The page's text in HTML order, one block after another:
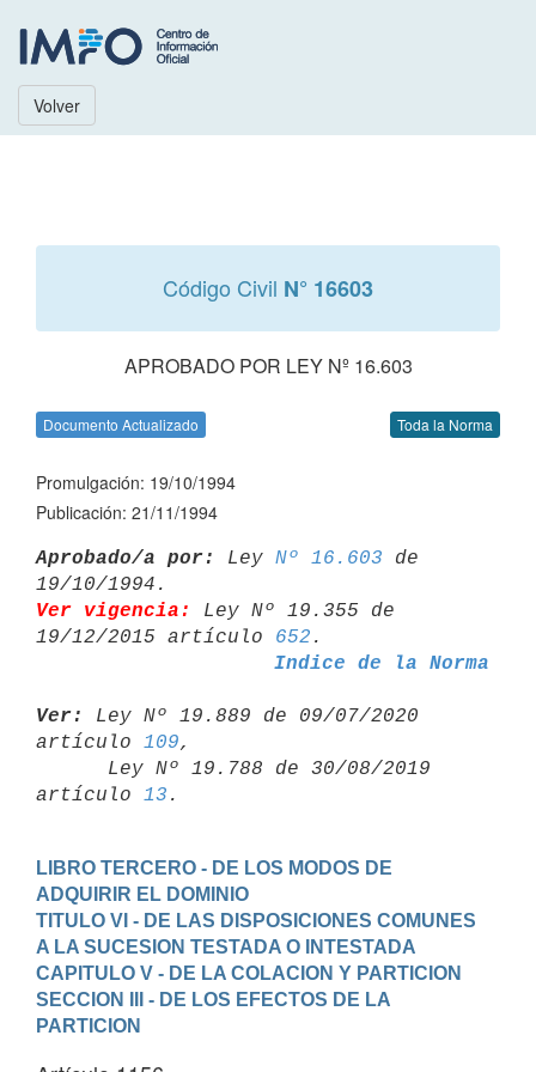
Volver
Código Civil N° 16603
APROBADO POR LEY Nº 16.603
Documento Actualizado Toda la Norma
Promulgación: 19/10/1994
Publicación: 21/11/1994
Aprobado/a por: Ley Nº 16.603 de
Ver vigencia:
Ley Nº 19.355 de
19/12/2015 artículo 652
Indice de la Norma
Ver:
Ley Nº 19.889 de 09/07/2020
artículo 109,
artículo 13
LIBRO TERCERO - DE LOS MODOS DE
ADQUIRIR EL DOMINIO
TITULO VI - DE LAS DISPOSICIONES COMUNES
A LA SUCESION TESTADA O INTESTADA
CAPITULO V - DE LA COLACION Y PARTICION
SECCION III - DE LOS EFECTOS DE LA
PARTICION